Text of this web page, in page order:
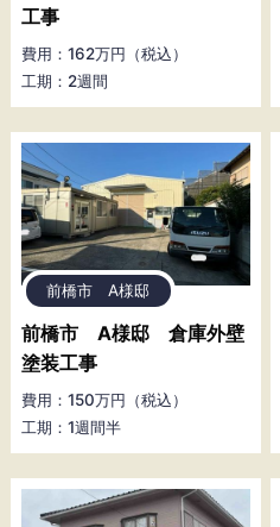
工事
費用：162万円（税込）
工期：2週間
前橋市 A様邸
前橋市 A様邸 倉庫外壁
塗装工事
費用：150万円（税込）
工期：1週間半